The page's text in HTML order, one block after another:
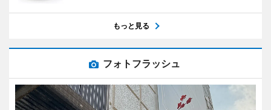
もっと見る
フォトフラッシュ